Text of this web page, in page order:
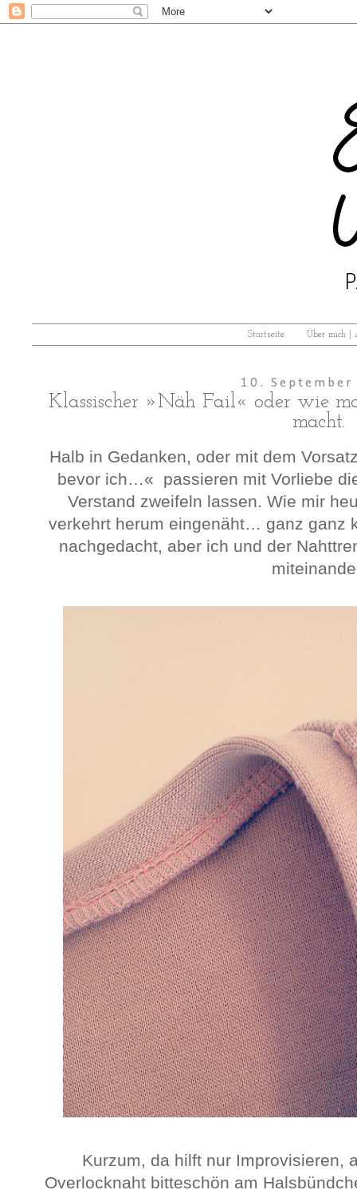
Startseite Über mich |
10. September
Klassischer »Näh Fail« oder wie
macht.
Halb in Gedanken, oder mit dem
bevor ich…« passieren mit Vorliebe
Verstand zweifeln lassen. Wie mir
verkehrt herum eingenäht… ganz ganz
nachgedacht, aber ich und der
Kurzum, da hilft nur Improvisieren,
Overlocknaht bitteschön am